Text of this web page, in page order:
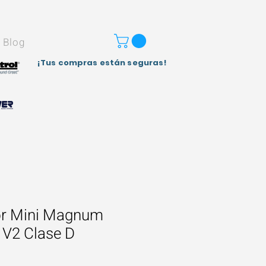
Blog
¡Tus compras están seguras!
Mini Magnum
Clase D